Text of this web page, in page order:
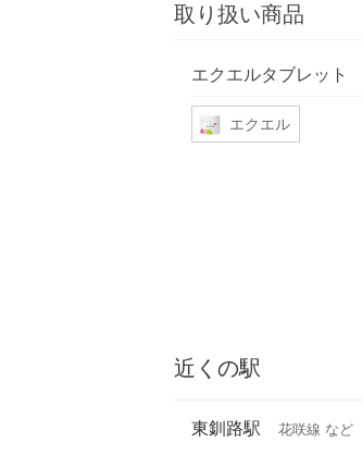
取り扱い商品
エクエルタブレット
エクエル
近くの駅
東釧路駅 花咲線 など